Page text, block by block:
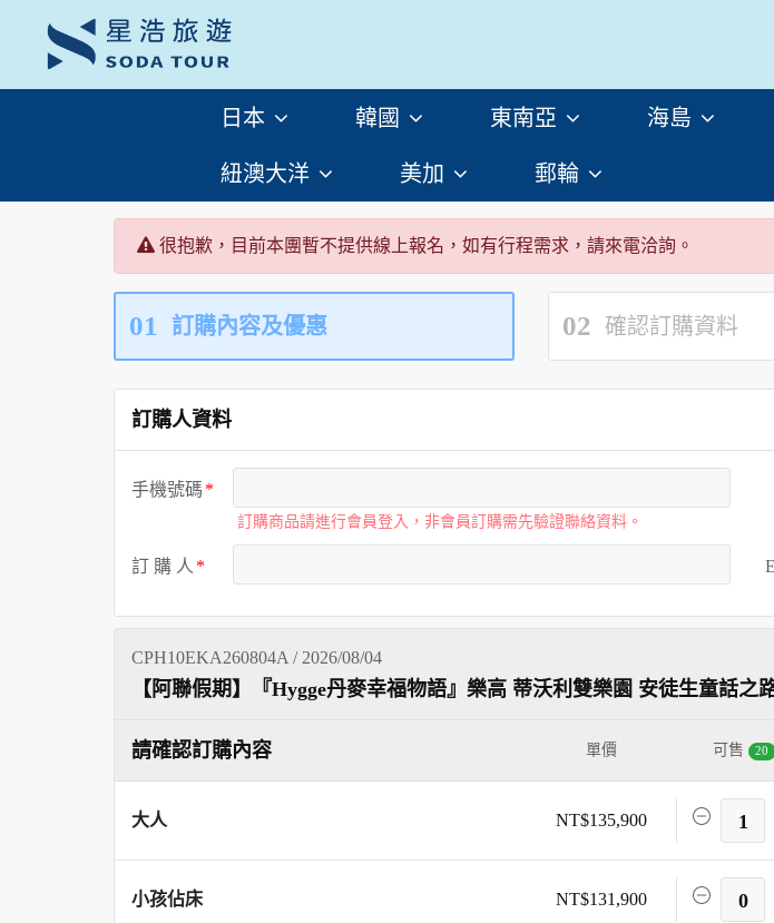
日本 韓國 東南亞 海島
紐澳大洋
美加 郵輪
很抱歉，目前本團暫不提供線上報名，如有行程需求，請來電洽詢。
01 訂購內容及優惠 02 確認訂購資料
訂購人資料
手機號碼
訂購商品請進行會員登入，非會員訂購需先驗證聯絡資料。
訂 購 人
CPH10EKA260804A / 2026/08/04
【阿聯假期】『Hygge丹麥幸福物語』樂高 蒂沃利雙樂園 安徒生童話之
請確認訂購內容 單價 可售 20
大人 NT$135,900 1
小孩佔床 NT$131,900 0